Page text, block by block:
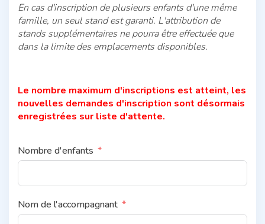
En cas d'inscription de plusieurs enfants d'une même
famille, un seul stand est garanti. L'attribution de
stands supplémentaires ne pourra être effectuée que
dans la limite des emplacements disponibles.
Le nombre maximum d'inscriptions est atteint, les
nouvelles demandes d'inscription sont désormais
enregistrées sur liste d'attente.
Nombre d'enfants
Nom de l'accompagnant